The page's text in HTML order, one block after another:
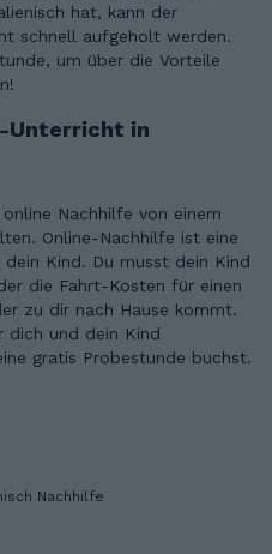
hat, kann der
schnell aufgeholt werden.
um über die Vorteile
Unterricht in
Nachhilfe von einem
Online-Nachhilfe ist eine
Kind. Du musst dein Kind
die Fahrt-Kosten für einen
zu dir nach Hause kommt.
dich und dein Kind
gratis Probestunde buchst.
Nachhilfe